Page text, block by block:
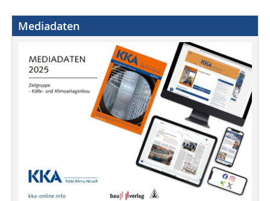
Mediadaten